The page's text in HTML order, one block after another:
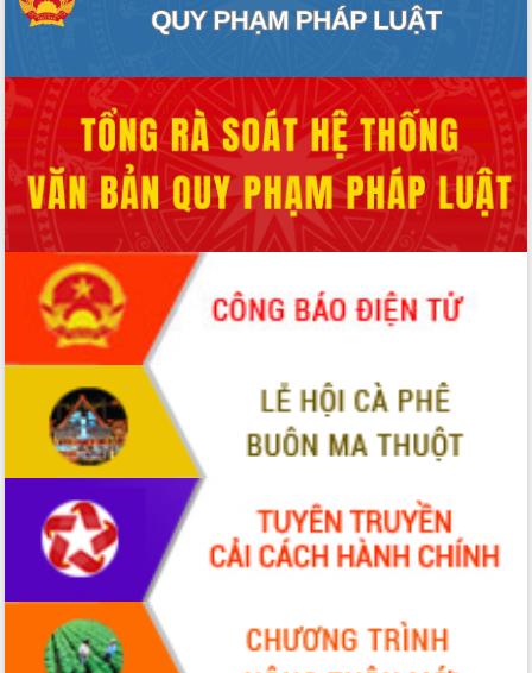
Họp báo thông tin về Hội nghị Công bố
Lắk
Khơi thông điểm nghẽn, đẩy nhanh
giải ngân vốn khắc phục thiên tai
HĐND tỉnh thông qua điều chỉnh Quy
hoạch tỉnh thời kỳ 2021-2030
Hội thảo góp ý hồ sơ điều chỉnh quy
hoạch tỉnh Đắk Lắk thời kỳ 2021-2030,
tầm nhìn đến năm 2050
Nâng cao hiệu quả hoạt động của các
doanh nghiệp nhà nước
Hội nghị triển khai kết nối mạng
truyền số liệu chuyên dùng phục vụ cơ
quan Đảng, Nhà nước
Lễ phát động chuỗi hoạt động chung
tay làm sạch môi trường
Xã Ea Kar bước chuyển mình trong
công tác cải cách hành chính mô hình
mới
UBND tỉnh họp báo định kỳ tháng 4
năm 2026
Hội thảo khoa học “Giải pháp thúc đẩy
phát triển nền kinh tế xanh tại tỉnh
Đắk Lắk”